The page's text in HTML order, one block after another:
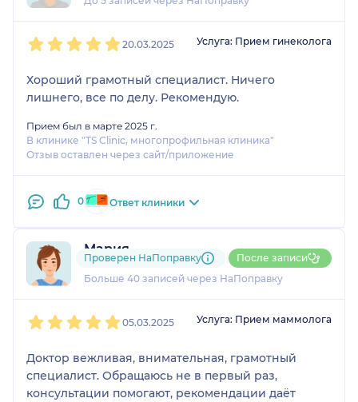
20.03.2025 Услуга: Прием гинеколога
Хороший грамотный специалист. Ничего
лишнего, все по делу. Рекомендую.
Прием был в марте 2025 г.
В клинике "TS Clinic, многопрофильная клиника"
Отзыв оставлен через сайт/приложение
0 Ответ клиники
Мария
8 отзывов и2 оценки
Больше 40 записей через НаПоправку
Проверен НаПоправку После записи
05.03.2025 Услуга: Прием маммолога
Доктор вежливая, внимательная, грамотный
специалист. Обращаюсь не в первый раз,
консультации помогают, рекомендации даёт